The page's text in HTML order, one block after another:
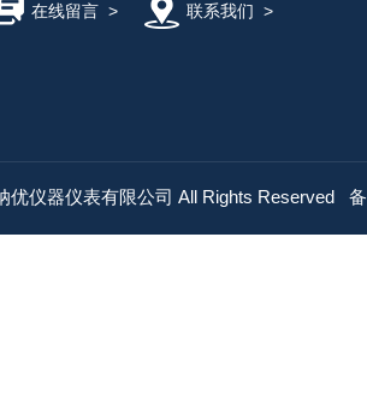
在线留言> 联系我们 >
优仪器仪表有限公司 All Rights Reserved